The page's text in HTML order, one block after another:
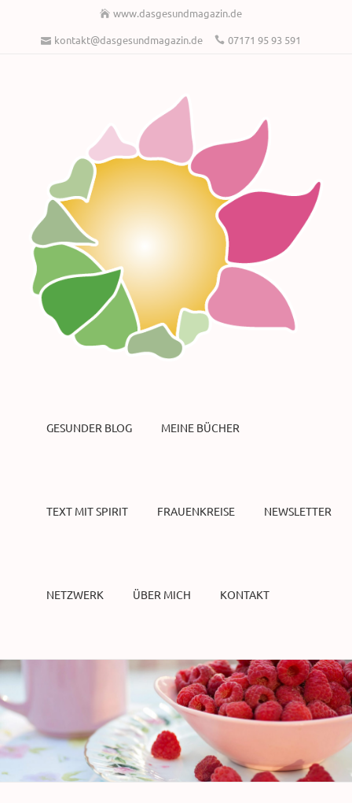
www.dasgesundmagazin.de
kontakt@dasgesundmagazin.de
07171 95 93 591
GESUNDER BLOG MEINE BÜCHER
TEXT MIT SPIRIT FRAUENKREISE NEWSLETTER
NETZWERK ÜBER MICH KONTAKT